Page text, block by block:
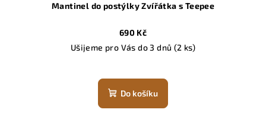
Mantinel do postýlky Zvířátka s Teepee
690 Kč
Ušijeme pro Vás do 3 dnů (2 ks)
Do košíku